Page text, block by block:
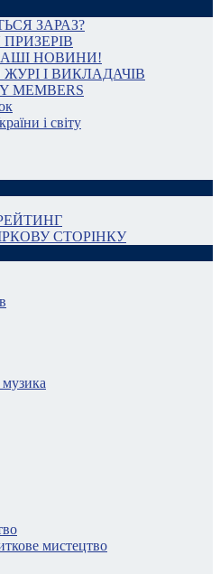
ЗАРАЗ?
НОВИНИ!
І ВИКЛАДАЧІВ
MEMBERS
і світу
РЕЙТИНГ
СТОРІНКУ
музика
мистецтво